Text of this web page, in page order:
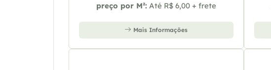
preço por M²: Até R$ 6,00 + frete
Mais Informações